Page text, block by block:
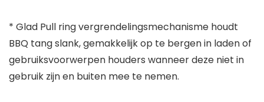
* Glad Pull ring vergrendelingsmechanisme houdt
BBQ tang slank, gemakkelijk op te bergen in laden of
gebruiksvoorwerpen houders wanneer deze niet in
gebruik zijn en buiten mee te nemen.